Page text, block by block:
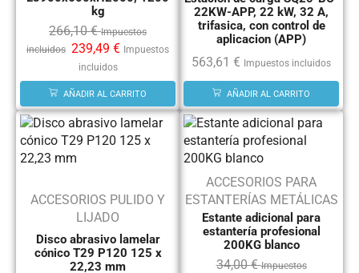
kg
266,10€ Impuestos
incluidos 239,49 € Impuestos
incluidos
AÑADIR AL CARRITO
22KW-APP, 22 kW, 32 A,
trifasica, con control de
aplicacion (APP)
563,61 € Impuestos incluidos
AÑADIR AL CARRITO
ACCESORIOS PULIDO Y
LIJADO
Disco abrasivo lamelar
cónico T29 P120 125 x
22,23 mm
ACCESORIOS PARA
ESTANTERÍAS METÁLICAS
Estante adicional para
estantería profesional
200KG blanco
34,00€ Impuestos